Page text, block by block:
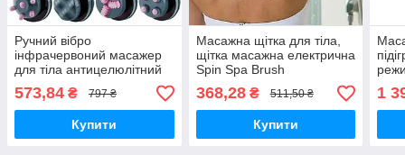
Ручний вібро
інфрачервоний масажер
для тіла антицелюлітний
Body Innovation Sculptural
роликовий від целюліту
573,84 ₴ 797 ₴
Купити
Масажна щітка для тіла,
щітка масажна електрична
Spin Spa Brush
368,28₴ 511,50 ₴
Купити
1